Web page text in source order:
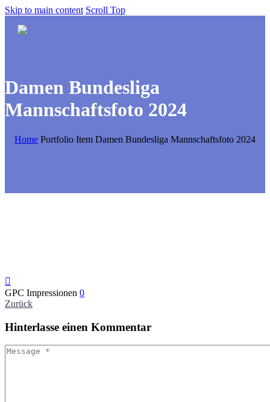
Skip to main content Scroll Top
Damen Bundesliga
Mannschaftsfoto 2024
Home Portfolio Item Damen Bundesliga Mannschaftsfoto 2024

GPC Impressionen 0
Zurück
Hinterlasse einen Kommentar